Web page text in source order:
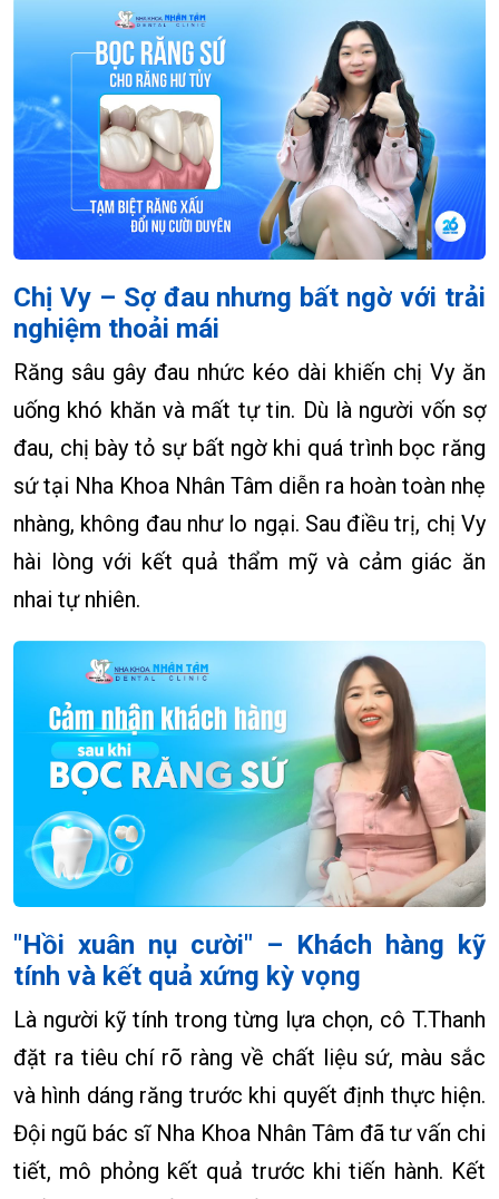
Chị Vy – Sợ đau nhưng bất ngờ với trải
nghiệm thoải mái
Răng sâu gây đau nhức kéo dài khiến chị Vy ăn
uống khó khăn và mất tự tin. Dù là người vốn sợ
đau, chị bày tỏ sự bất ngờ khi quá trình bọc răng
sứ tại Nha Khoa Nhân Tâm diễn ra hoàn toàn nhẹ
nhàng, không đau như lo ngại. Sau điều trị, chị Vy
hài lòng với kết quả thẩm mỹ và cảm giác ăn
nhai tự nhiên.
"Hồi xuân nụ cười" – Khách hàng kỹ
tính và kết quả xứng kỳ vọng
Là người kỹ tính trong từng lựa chọn, cô T.Thanh
đặt ra tiêu chí rõ ràng về chất liệu sứ, màu sắc
và hình dáng răng trước khi quyết định thực hiện.
Đội ngũ bác sĩ Nha Khoa Nhân Tâm đã tư vấn chi
tiết, mô phỏng kết quả trước khi tiến hành. Kết